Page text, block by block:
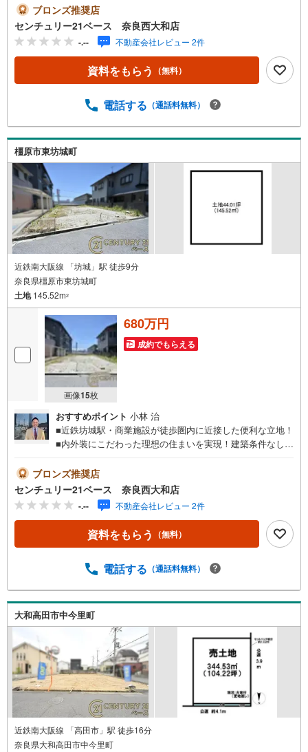
事終わりのお時間でもご見学可！・今から見たい！という
お声にもご対応できます！◇住宅ローンもお任せくださ
い！◇・提携銀行多数あり（地方銀行・都市銀行・信用金
庫etc）・優遇後適用金利 0.875％～（審査内容により異な
ります）--- ◇◇ Yahoo！不動産キャンペーン対象店舗 ◇◇
----当店で物件を成約いただくとPayPayボーナスライトが
象になります。「資料をもらう」「見学予約をする」から
のうえお問い合わせください。-----------------------------
ブロンズ推奨店
センチュリー21ベース 奈良西大和店
-.-- 不動産会社レビュー 2件
資料をもらう （無料）
電話する （通話料無料）
橿原市東坊城町
近鉄南大阪線 「坊城」駅 徒歩9分
奈良県橿原市東坊城町
土地145.52m2
画像15枚
680万円
成約でもらえる
おすすめポイント 小林 治
■近鉄坊城駅・商業施設が徒歩圏内に近接した便利な立地！
■内外装にこだわった理想の住まいを実現！建築条件なし土
事終わりのお時間でもご見学可！・今から見たい！という
お声にもご対応できます！◇住宅ローンもお任せくださ
い！◇・提携銀行多数あり（地方銀行・都市銀行・信用金
庫etc）・優遇後適用金利 0.875％～（審査内容により異な
ります）--- ◇◇ Yahoo！不動産キャンペーン対象店舗 ◇◇
----当店で物件を成約いただくとPayPayボーナスライトが
象になります。「資料をもらう」「見学予約をする」から
のうえお問い合わせください。-----------------------------
ブロンズ推奨店
センチュリー21ベース 奈良西大和店
-.-- 不動産会社レビュー 2件
資料をもらう （無料）
電話する （通話料無料）
大和高田市中今里町
近鉄南大阪線 「高田市」駅 徒歩16分
奈良県大和高田市中今里町